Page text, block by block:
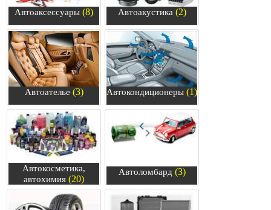
Автоаксессуары (8) Автоакустика (2)
Автоателье (3) Автокондиционеры (1)
Автокосметика,
автохимия (20)
Автоломбард (3)